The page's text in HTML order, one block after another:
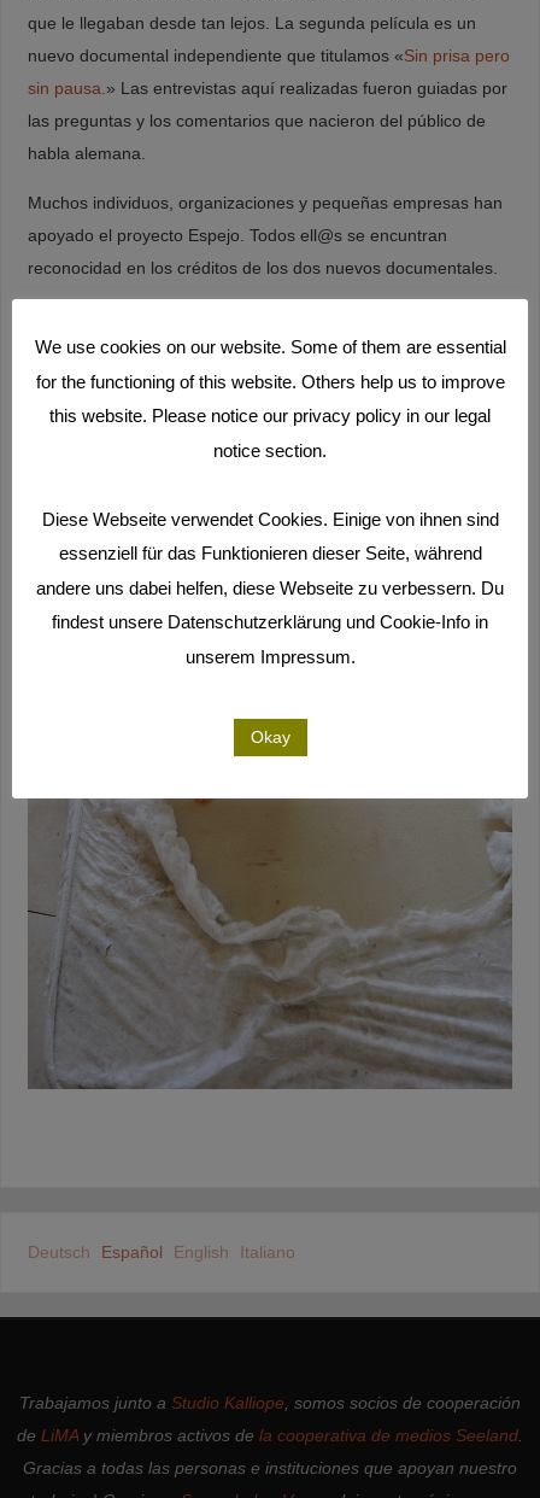
que le llegaban desde tan lejos. La segunda película es un
nuevo documental independiente que titulamos «Sin prisa pero
sin pausa. » Las entrevistas aquí realizadas fueron guiadas por
las preguntas y los comentarios que nacieron del público de
habla alemana.
Muchos individuos, organizaciones y pequeñas empresas han
apoyado el proyecto Espejo. Todos ell@s se encuntran
reconocidad en los créditos de los dos nuevos documentales.
Deutsch Español English Italiano
Trabajamos junto a Studio Kalliope , somos socios de cooperación
de LiMAy miembros activos de la cooperativa de medios Seeland
Gracias a todas las personas e instituciones que apoyan nuestro
We use cookies on our website. Some of them are essential
for the functioning of this website. Others help us to improve
this website. Please notice our privacy policy in our legal
notice section.
Diese Webseite verwendet Cookies. Einige von ihnen sind
essenziell für das Funktionieren dieser Seite, während
andere uns dabei helfen, diese Webseite zu verbessern. Du
findest unsere Datenschutzerklärung und Cookie-Info in
unserem Impressum.
Okay